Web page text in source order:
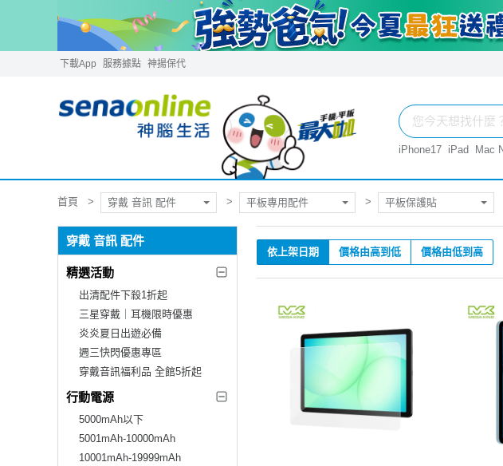
下載App 服務據點 神揚保代
iPhone17 iPad Mac
首頁 穿戴 音訊 配件 平板專用配件 平板保護貼
穿戴 音訊 配件
精選活動
出清配件下殺1折起
三星穿戴｜耳機限時優惠
炎炎夏日出遊必備
週三快閃優惠專區
穿戴音訊福利品 全館5折起
行動電源
5000mAh以下
5001mAh-10000mAh
10001mAh-19999mAh
依上架日期 價格由高到低 價格由低到高